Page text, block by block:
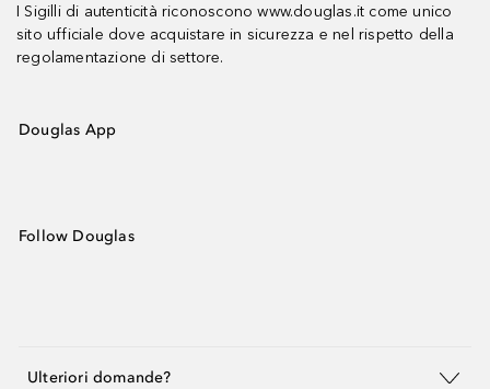
I Sigilli di autenticità riconoscono www.douglas.it come unico
sito ufficiale dove acquistare in sicurezza e nel rispetto della
regolamentazione di settore.
Douglas App
Follow Douglas
Ulteriori domande?